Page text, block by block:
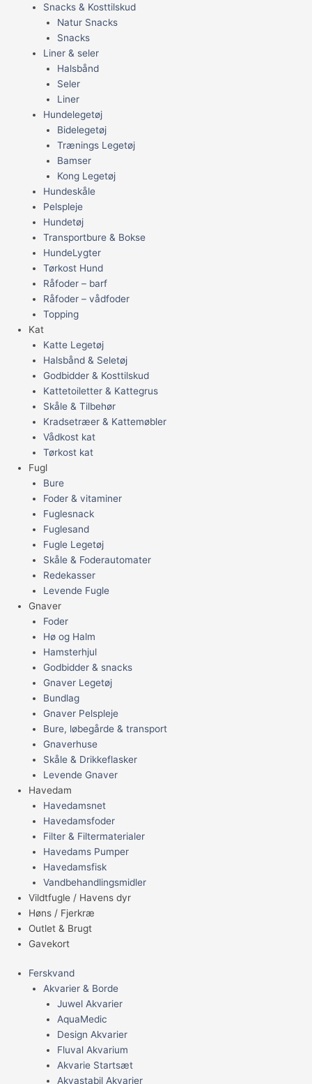
Snacks & Kosttilskud
Natur Snacks
Snacks
Liner & seler
Halsbånd
Seler
Liner
Hundelegetøj
Bidelegetøj
Trænings Legetøj
Bamser
Kong Legetøj
Hundeskåle
Pelspleje
Hundetøj
Transportbure & Bokse
HundeLygter
Tørkost Hund
Råfoder – barf
Råfoder – vådfoder
Topping
Kat
Katte Legetøj
Halsbånd & Seletøj
Godbidder & Kosttilskud
Kattetoiletter & Kattegrus
Skåle & Tilbehør
Kradsetræer & Kattemøbler
Vådkost kat
Tørkost kat
Fugl
Bure
Foder & vitaminer
Fuglesnack
Fuglesand
Fugle Legetøj
Skåle & Foderautomater
Redekasser
Levende Fugle
Gnaver
Foder
Hø og Halm
Hamsterhjul
Godbidder & snacks
Gnaver Legetøj
Bundlag
Gnaver Pelspleje
Bure, løbegårde & transport
Gnaverhuse
Skåle & Drikkeflasker
Levende Gnaver
Havedam
Havedamsnet
Havedamsfoder
Filter & Filtermaterialer
Havedams Pumper
Havedamsfisk
Vandbehandlingsmidler
Vildtfugle / Havens dyr
Høns / Fjerkræ
Outlet & Brugt
Gavekort
Ferskvand
Akvarier & Borde
Juwel Akvarier
AquaMedic
Design Akvarier
Fluval Akvarium
Akvarie Startsæt
Akvastabil Akvarier